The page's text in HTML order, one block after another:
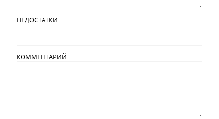
НЕДОСТАТКИ
КОММЕНТАРИЙ